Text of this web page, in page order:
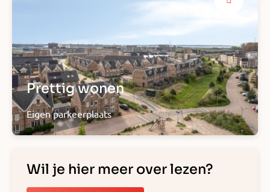
Prettig wonen
Eigen parkeerplaats
Wil je hier meer over lezen?